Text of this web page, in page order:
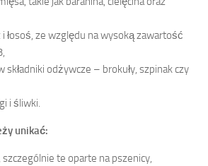
łosoś, ze względu na wysoką zawartość
składniki odżywcze – brokuły, szpinak czy
i śliwki.
unikać:
szczególnie te oparte na pszenicy,